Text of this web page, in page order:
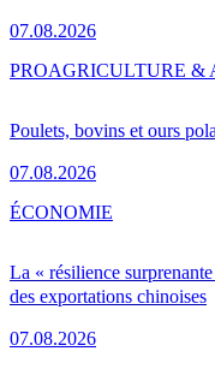
07.08.2026
Poulets, bovins et ours
07.08.2026
PROAGRICULTURE &
La « résilience
des exportations chinoises
07.08.2026
ÉCONOMIE